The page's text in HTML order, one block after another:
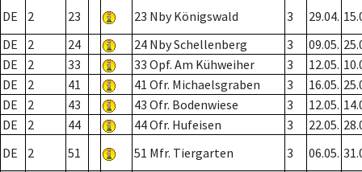
DE
2 23 23 Nby Königswald 3 29.04.
DE
2 24 24 Nby Schellenberg 3 09.05.
DE
2 33 33 Opf. Am Kühweiher 3 12.05.
DE
2 41 41 Ofr. Michaelsgraben 3 16.05.
DE
2 43 43 Ofr. Bodenwiese 3 12.05.
DE
2 44 44 Ofr. Hufeisen 3 22.05.
DE
2 51 51 Mfr. Tiergarten 3 06.05.